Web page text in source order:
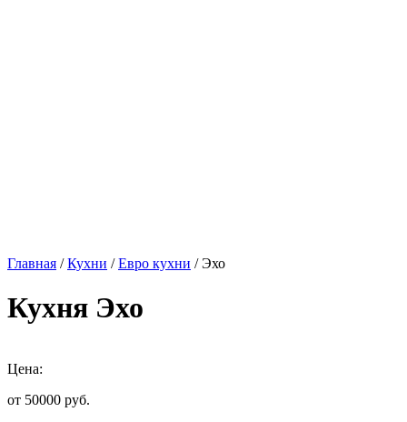
Главная /Кухни /Евро кухни / Эхо
Кухня Эхо
Цена:
от 50000 руб.